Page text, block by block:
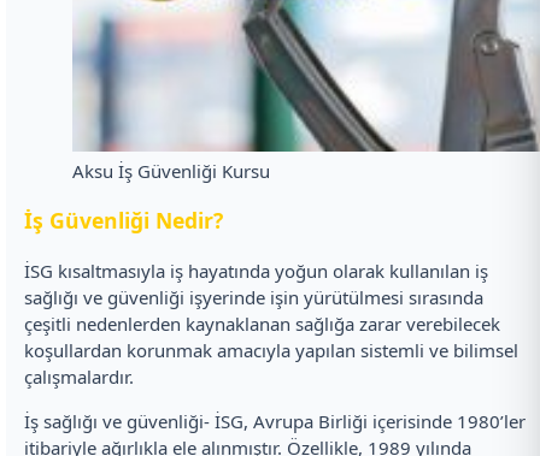
Aksu İş Güvenliği Kursu
İş Güvenliği Nedir?
İSG kısaltmasıyla iş hayatında yoğun olarak kullanılan iş
sağlığı ve güvenliği işyerinde işin yürütülmesi sırasında
çeşitli nedenlerden kaynaklanan sağlığa zarar verebilecek
koşullardan korunmak amacıyla yapılan sistemli ve bilimsel
çalışmalardır.
İş sağlığı ve güvenliği- İSG, Avrupa Birliği içerisinde 1980’ler
itibariyle ağırlıkla ele alınmıştır. Özellikle, 1989 yılında